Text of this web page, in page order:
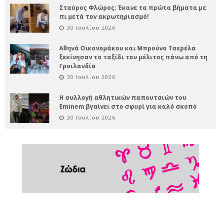
Σταύρος Φλώρος: Έκανε τα πρώτα βήματα με
πι μετά τον ακρωτηριασμό!
30 Ιουλίου 2026
Αθηνά Οικονομάκου και Μπρούνο Τσερέλα
ξεκίνησαν το ταξίδι του μέλιτος πάνω από τη
Γροιλανδία
30 Ιουλίου 2026
Η συλλογή αθλητικών παπουτσιών του
Eminem βγαίνει στο σφυρί για καλό σκοπό
30 Ιουλίου 2026